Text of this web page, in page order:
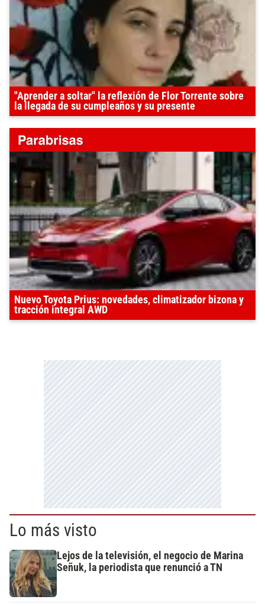
"Aprender a soltar" la reflexión de Flor Torrente sobre
la llegada de su cumpleaños y su presente
Nuevo Toyota Prius: novedades, climatizador bizona y
tracción integral AWD
Lo más visto
Lejos de la televisión, el negocio de Marina
Señuk, la periodista que renunció a TN